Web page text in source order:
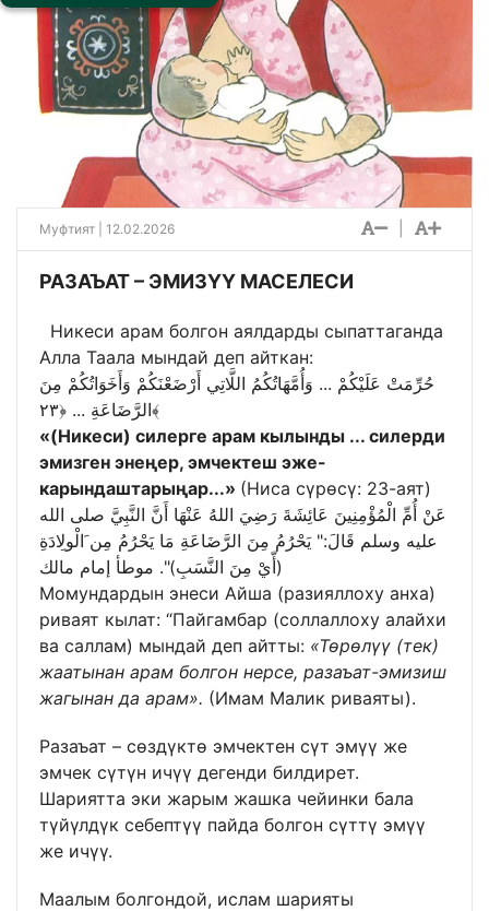
Муфтият | 12.02.2026
РАЗАЪАТ – ЭМИЗҮҮ МАСЕЛЕСИ
Никеси арам болгон аялдарды сыпаттаганда
Алла Таала мындай деп айткан:
حُرِّمَتْ عَلَيْكُمْ ... وَأُمَّهَاتُكُمُ اللَّاتِي أَرْضَعْنَكُمْ وَأَخَوَاتُكُمْ مِنَ
الرَّضَاعَةِ ... ﴿٢٣﴾
«(Никеси) силерге арам кылынды ... силерди
эмизген энеңер, эмчектеш эже-
карындаштарыңар...» (Ниса сүрөсү: 23-аят)
عَنْ أُمِّ الْمُؤْمِنِينَ عَائِشَةَ رَضِيَ اللهُ عَنْهَا أَنَّ النَّبِيَّ صلى الله
عليه وسلم قَالَ:" يَحْرُمُ مِنَ الرَّضَاعَةِ مَا يَحْرُمُ مِن َالْولِادَةِ
(أّيْ مِنَ النَّسَبِ)". موطأ إمام مالك
Момундардын энеси Айша (разияллоху анха)
риваят кылат: “Пайгамбар (соллаллоху алайхи
ва саллам) мындай деп айтты: «Төрөлүү (тек)
жаатынан арам болгон нерсе, разаъат-эмизиш
жагынан да арам». (Имам Малик риваяты).
Разаъат – сөздүктө эмчектен сүт эмүү же
эмчек сүтүн ичүү дегенди билдирет.
Шариятта эки жарым жашка чейинки бала
түйүлдүк себептүү пайда болгон сүттү эмүү
же ичүү.
Маалым болгондой, ислам шарияты